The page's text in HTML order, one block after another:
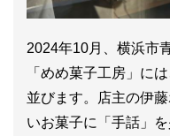
2024年10月、横浜市
「めめ菓子工房」に
並びます。店主の伊
いお菓子に「手話」